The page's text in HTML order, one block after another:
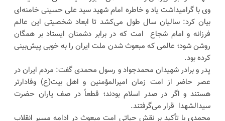
وی با گرامیداشت یاد و خاطره امام شهید سید علی حسینی خامنه‌ای
بیان کرد: سالیان سال طول می‌کشد تا ابعاد شخصیتی این عالم
فرزانه و امام شجاع امت که در برابر دشمنان ایستاد بر همگان
روشن شود؛ عالمی که مبعوث شدن ملت ایران را به خوبی پیش‌بینی
کرده بود.
پدر و برادر شهیدان محمدجواد و رسول محمدی گفت: مردم ایران در
عصر حاضر از امت زمان امیرالمؤمنین و اهل بیت(ع) وفادارتر
هستند و اگر در صدر اسلام بودند؛ قطعاً در صف یاران حضرت
سیدالشهدا قرار می‌گرفتند.
محمدی با تأکید بر نقش حیاتی امت مبعوث در ادامه مسیر انقلاب